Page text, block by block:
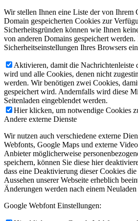
Wir stellen Ihnen eine Liste der von Ihrem
Domain gespeicherten Cookies zur
Sicherheitsgründen können wie Ihnen
von anderen Domains gespeichert
Sicherheitseinstellungen Ihres Browsers
Aktivieren, damit die Nachrichtenleiste
wird und alle Cookies, denen nicht
werden. Wir benötigen zwei Cookies,
gespeichert wird. Andernfalls wird diese
Seitenladen eingeblendet werden.
Hier klicken, um notwendige Cookies
Andere externe Dienste
Wir nutzen auch verschiedene externe
Webfonts, Google Maps und externe
Anbieter möglicherweise
speichern, können Sie diese hier
dass eine Deaktivierung dieser Cookies
Aussehen unserer Webseite erheblich
Änderungen werden nach einem
Google Webfont Einstellungen: